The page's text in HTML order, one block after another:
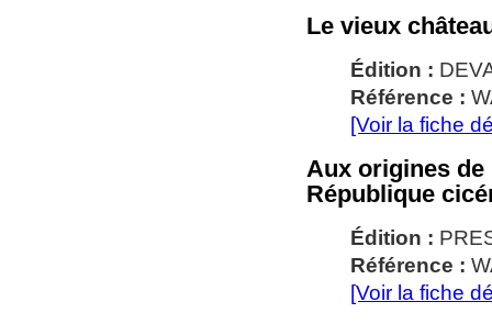
Le vieux
Édition :
Référence :
[Voir la fiche
Aux origines
République
Édition :
Référence :
[Voir la fiche